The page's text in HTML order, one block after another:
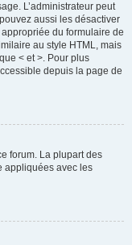
L’administrateur peut
aussi les désactiver
du formulaire de
au style HTML, mais
< et >. Pour plus
depuis la page de
forum. La plupart des
appliquées avec les